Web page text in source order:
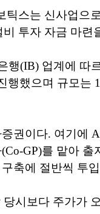
틱스는 신사업으
투자 자금 마
행(IB) 업계에 따
행했으며 규모는
권이다. 여기에
GP)를 맡아
축에 절반씩 투
시보다 주가가